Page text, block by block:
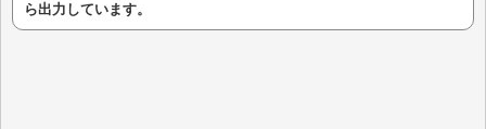
ら出力しています。